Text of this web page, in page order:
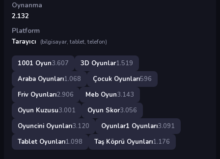
Oynanma
2.132
Platform
Tarayıcı
(bilgisayar, tablet, telefon)
1001 Oyun3.607 3D Oyunlar1.519
Araba Oyunları1.068 Çocuk Oyunları596
Friv Oyunları2.906 Meb Oyun3.143
Oyun Kuzusu3.001 Oyun Skor3.056
Oyuncini Oyunları3.120 Oyunlar1 Oyunları3.091
Tablet Oyunları1.098 Taş Köprü Oyunları1.176